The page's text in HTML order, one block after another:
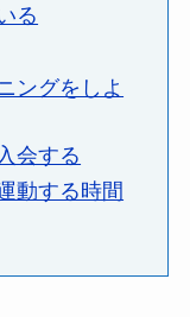
る
ングをしよ
会する
動する時間